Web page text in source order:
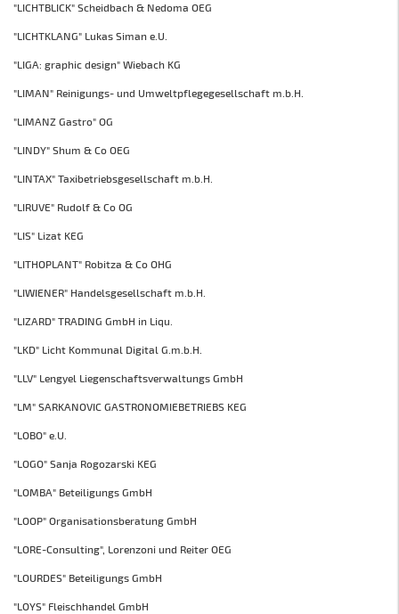
"LICHTBLICK" Scheidbach & Nedoma OEG
"LICHTKLANG" Lukas Siman e.U.
"LIGA: graphic design" Wiebach KG
"LIMAN" Reinigungs- und Umweltpflegegesellschaft m.b.H.
"LIMANZ Gastro" OG
"LINDY" Shum & Co OEG
"LINTAX" Taxibetriebsgesellschaft m.b.H.
"LIRUVE" Rudolf & Co OG
"LIS" Lizat KEG
"LITHOPLANT" Robitza & Co OHG
"LIWIENER" Handelsgesellschaft m.b.H.
"LIZARD" TRADING GmbH in Liqu.
"LKD" Licht Kommunal Digital G.m.b.H.
"LLV" Lengyel Liegenschaftsverwaltungs GmbH
"LM" SARKANOVIC GASTRONOMIEBETRIEBS KEG
"LOBO" e.U.
"LOGO" Sanja Rogozarski KEG
"LOMBA" Beteiligungs GmbH
"LOOP" Organisationsberatung GmbH
"LORE-Consulting", Lorenzoni und Reiter OEG
"LOURDES" Beteiligungs GmbH
"LOYS" Fleischhandel GmbH